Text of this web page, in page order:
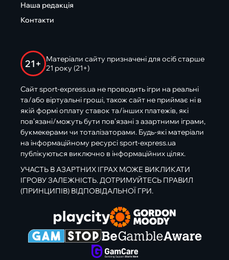
Наша редакція
Контакти
21+
Матеріали сайту призначені для осіб старше
21 року (21+)
Сайт sport-express.ua не проводить ігри на реальні
та/або віртуальні гроші, також сайт не приймає ні в
якій формі оплату ставок та/інших платежів, які
пов’язані/можуть бути пов’язані з азартними іграми,
букмекерами чи тоталізаторами. Будь-які матеріали
на інформаційному ресурсі sport-express.ua
публікуються виключно в інформаційних цілях.
УЧАСТЬ В АЗАРТНИХ ІГРАХ МОЖЕ ВИКЛИКАТИ
ІГРОВУ ЗАЛЕЖНІСТЬ. ДОТРИМУЙТЕСЬ ПРАВИЛ
(ПРИНЦИПІВ) ВІДПОВІДАЛЬНОЇ ГРИ.